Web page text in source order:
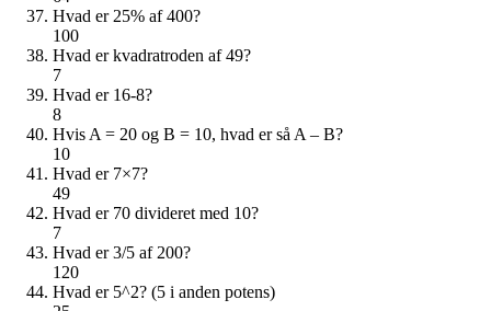
Hvad er 25% af 400?
100
Hvad er kvadratroden af 49?
7
Hvad er 16-8?
8
Hvis A = 20 og B = 10, hvad er så A – B?
10
Hvad er 7×7?
49
Hvad er 70 divideret med 10?
7
Hvad er 3/5 af 200?
120
Hvad er 5^2? (5 i anden potens)